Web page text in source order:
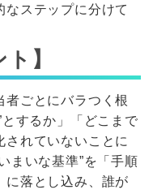
なステップに分けて
】
者ごとにバラつく根
するか」「どこまで
れていないことに
まいな基準”を「手順
に落とし込み、誰が